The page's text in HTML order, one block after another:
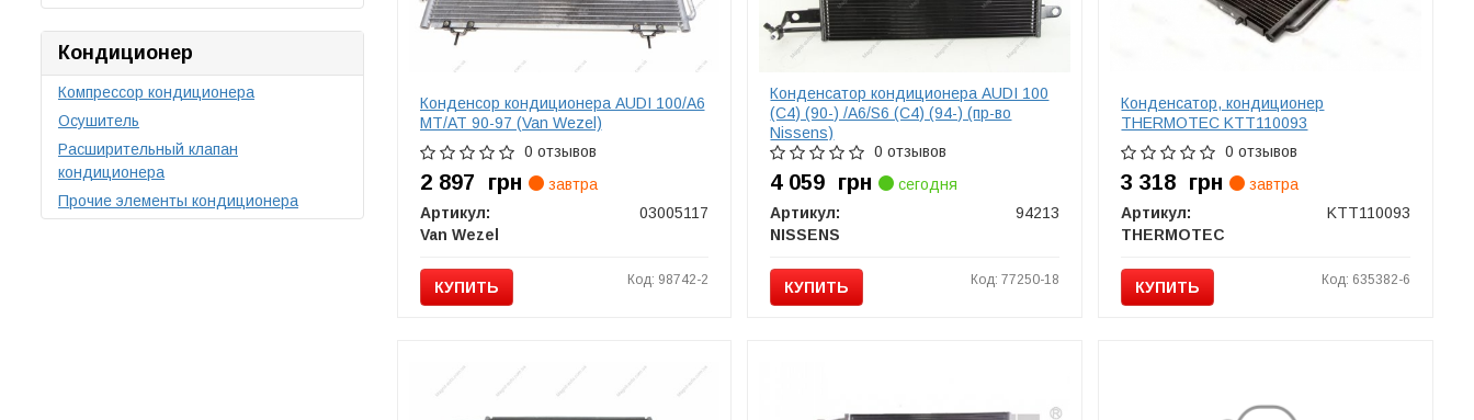
Кондиционер
Компрессор кондиционера
Осушитель
Расширительный клапан
кондиционера
Прочие элементы кондиционера
Конденсор кондиционера AUDI 100/A6
MT/AT 90-97 (Van Wezel)
0 отзывов
2 897 грн
завтра
Артикул:
03005117
Van Wezel
КУПИТЬ Код: 98742-2
Конденсатор кондиционера AUDI 100
(C4) (90-) /A6/S6 (C4) (94-) (пр-во
Nissens)
0 отзывов
4 059 грн
сегодня
Артикул:
94213
NISSENS
КУПИТЬ Код: 77250-18
Конденсатор, кондиционер
THERMOTEC KTT110093
0 отзывов
3 318 грн
завтра
Артикул:
KTT110093
THERMOTEC
КУПИТЬ Код: 635382-6